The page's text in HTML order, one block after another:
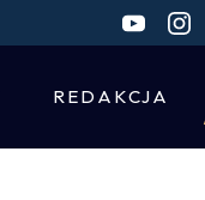
REDAKCJA